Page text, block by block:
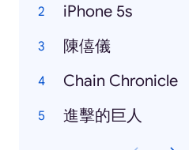
iPhone 5s
陳僖儀
Chain Chronicle
進擊的巨人